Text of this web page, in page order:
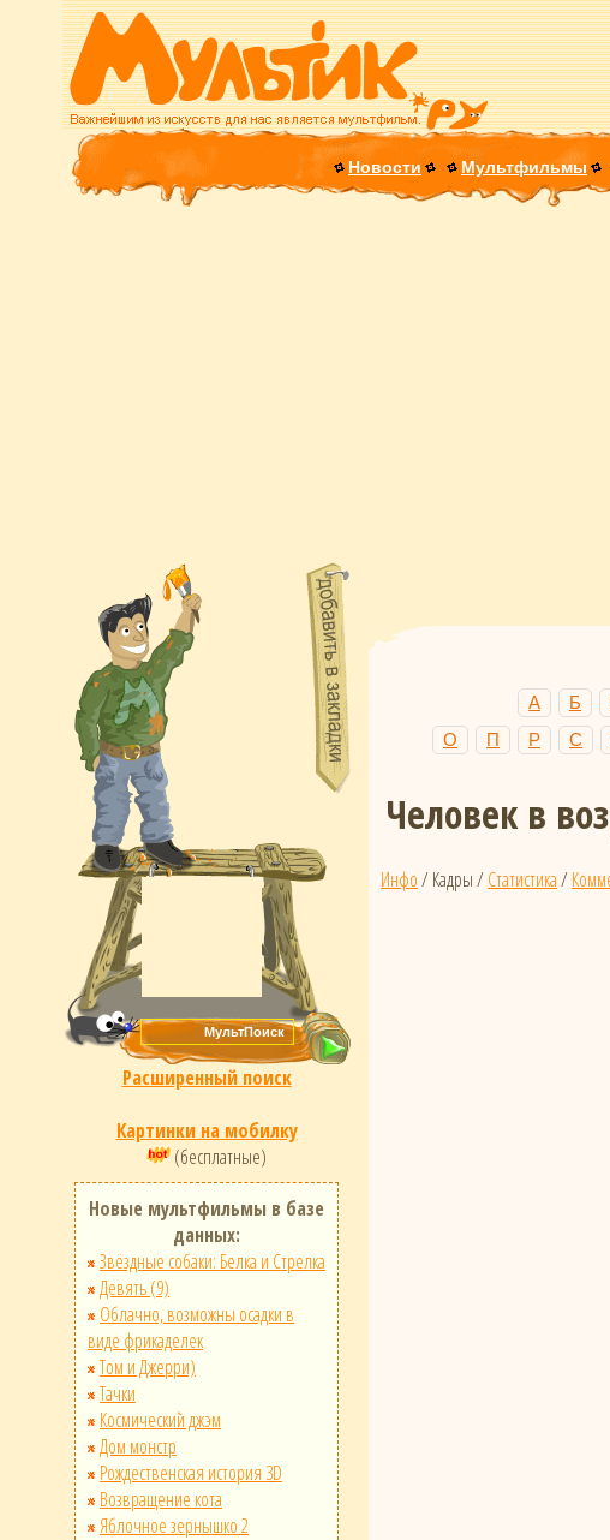
Новости Мультфильмы
Расширенный поиск
Картинки на мобилку
(бесплатные)
Новые мультфильмы в базе
данных:
Звёздные собаки: Белка и Стрелка
Девять (9)
Облачно, возможны осадки в
виде фрикаделек
Том и Джерри)
Тачки
Космический джэм
Дом монстр
Рождественская история 3D
Возвращение кота
Яблочное зернышко 2
А Б
О
П Р С
Человек в
Инфо/ Кадры / Статистика/